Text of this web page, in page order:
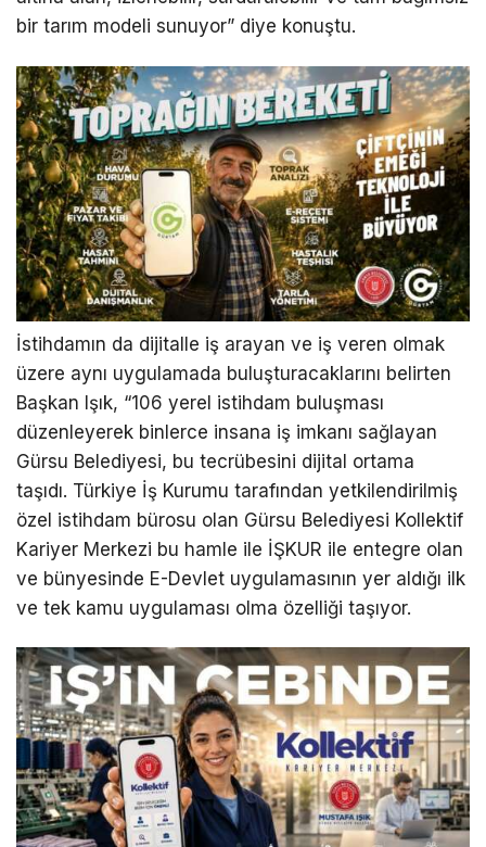
bir tarım modeli sunuyor” diye konuştu.
İstihdamın da dijitalle iş arayan ve iş veren olmak
üzere aynı uygulamada buluşturacaklarını belirten
Başkan Işık, “106 yerel istihdam buluşması
düzenleyerek binlerce insana iş imkanı sağlayan
Gürsu Belediyesi, bu tecrübesini dijital ortama
taşıdı. Türkiye İş Kurumu tarafından yetkilendirilmiş
özel istihdam bürosu olan Gürsu Belediyesi Kollektif
Kariyer Merkezi bu hamle ile İŞKUR ile entegre olan
ve bünyesinde E-Devlet uygulamasının yer aldığı ilk
ve tek kamu uygulaması olma özelliği taşıyor.